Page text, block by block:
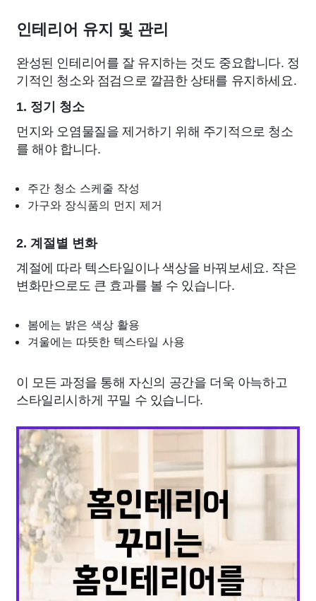
인테리어 유지 및 관리
완성된 인테리어를 잘 유지하는 것도 중요합니다. 정
기적인 청소와 점검으로 깔끔한 상태를 유지하세요.
1. 정기 청소
먼지와 오염물질을 제거하기 위해 주기적으로 청소
를 해야 합니다.
주간 청소 스케줄 작성
가구와 장식품의 먼지 제거
2. 계절별 변화
계절에 따라 텍스타일이나 색상을 바꿔보세요. 작은
변화만으로도 큰 효과를 볼 수 있습니다.
봄에는 밝은 색상 활용
겨울에는 따뜻한 텍스타일 사용
이 모든 과정을 통해 자신의 공간을 더욱 아늑하고
스타일리시하게 꾸밀 수 있습니다.